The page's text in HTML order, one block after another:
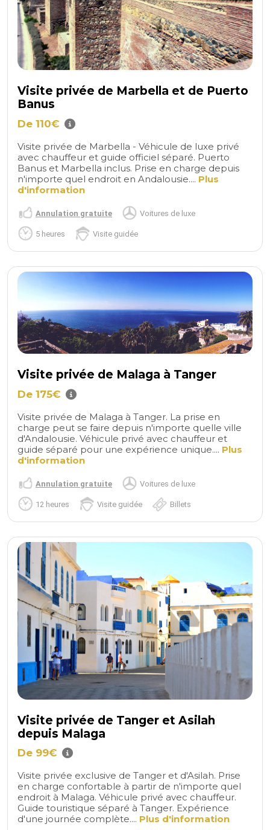
Visite privée de Marbella et de Puerto
Banus
De 110€
Visite privée de Marbella - Véhicule de luxe privé
avec chauffeur et guide officiel séparé. Puerto
Banus et Marbella inclus. Prise en charge depuis
n'importe quel endroit en Andalousie.... Plus
d'information
Annulation gratuite Voitures de luxe
5 heures Visite guidée
Visite privée de Malaga à Tanger
De 175€
Visite privée de Malaga à Tanger. La prise en
charge peut se faire depuis n'importe quelle ville
d'Andalousie. Véhicule privé avec chauffeur et
guide séparé pour une expérience unique.... Plus
d'information
Annulation gratuite Voitures de luxe
12 heures Visite guidée Billets
Visite privée de Tanger et Asilah
depuis Malaga
De 99€
Visite privée exclusive de Tanger et d'Asilah. Prise
en charge confortable à partir de n'importe quel
endroit à Malaga. Véhicule privé avec chauffeur.
Guide touristique séparé à Tanger. Expérience
d'une journée complète.... Plus d'information